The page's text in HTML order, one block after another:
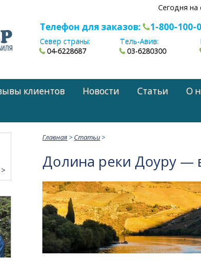
Сегодня на
Телефон для заказов: 1-800-100-
Север страны:
04-6228687
Тель-Авив:
03-6280300
клиентов Новости Статьи О
Главная > Статьи >
Долина реки Доуру —